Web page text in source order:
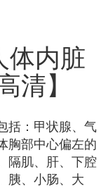
体内脏
清】
括：甲状腺、气
胸部中心偏左的
隔肌、肝、下腔
胰、小肠、大